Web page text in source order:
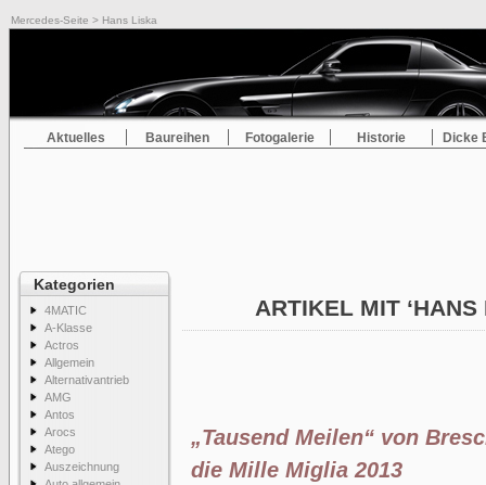
Mercedes-Seite > Hans Liska
Aktuelles Baureihen Fotogalerie Historie Dicke
Kategorien
4MATIC
A-Klasse
Actros
Allgemein
Alternativantrieb
AMG
Antos
Arocs
Atego
Auszeichnung
ARTIKEL MIT ‘HANS
„Tausend Meilen“ von
die Mille Miglia 2013